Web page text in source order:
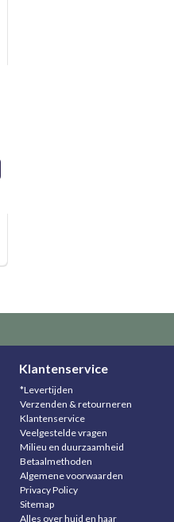
Klantenservice
*Levertijden
Verzenden & retourneren
Klantenservice
Veelgestelde vragen
Milieu en duurzaamheid
Betaalmethoden
Algemene voorwaarden
Privacy Policy
Sitemap
Alles over huid en haar